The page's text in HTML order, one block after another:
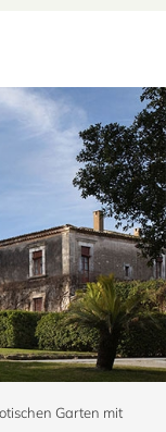
Garten mit